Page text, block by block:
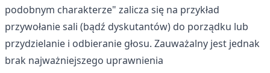
podobnym charakterze" zalicza się na przykład
przywołanie sali (bądź dyskutantów) do porządku lub
przydzielanie i odbieranie głosu. Zauważalny jest jednak
brak najważniejszego uprawnienia